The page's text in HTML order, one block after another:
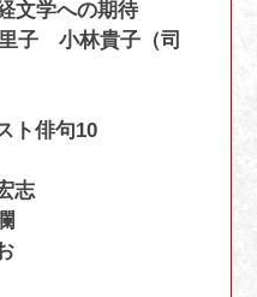
文学への期待
子 小林貴子（司
ト俳句10
志